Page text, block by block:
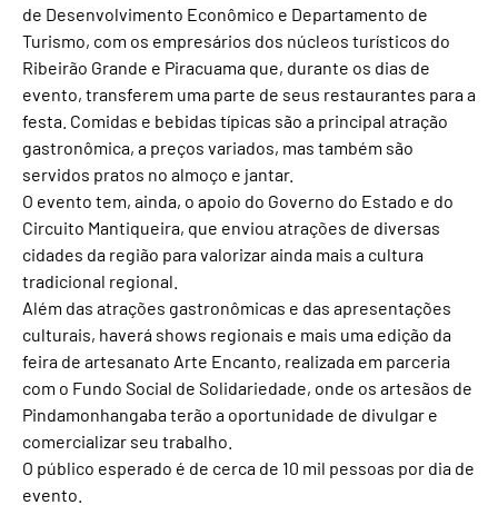
de Desenvolvimento Econômico e Departamento de
Turismo, com os empresários dos núcleos turísticos do
Ribeirão Grande e Piracuama que, durante os dias de
evento, transferem uma parte de seus restaurantes para a
festa. Comidas e bebidas típicas são a principal atração
gastronômica, a preços variados, mas também são
servidos pratos no almoço e jantar.
O evento tem, ainda, o apoio do Governo do Estado e do
Circuito Mantiqueira, que enviou atrações de diversas
cidades da região para valorizar ainda mais a cultura
tradicional regional.
Além das atrações gastronômicas e das apresentações
culturais, haverá shows regionais e mais uma edição da
feira de artesanato Arte Encanto, realizada em parceria
com o Fundo Social de Solidariedade, onde os artesãos de
Pindamonhangaba terão a oportunidade de divulgar e
comercializar seu trabalho.
O público esperado é de cerca de 10 mil pessoas por dia de
evento.